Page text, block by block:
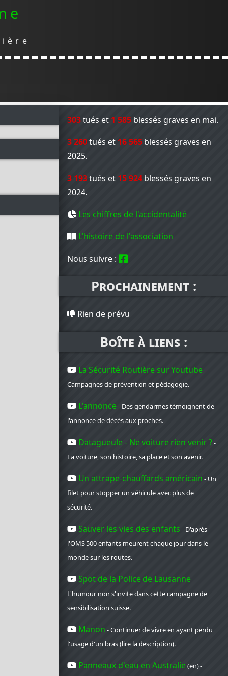
303tués et 1 585 blessés graves en mai.
3 260tués et 16 565 blessés graves en
2025.
3 193tués et 15 924 blessés graves en
2024.
Les chiffres de l'accidentalité
L'histoire de l'association
Nous suivre :
Prochainement :
Rien de prévu
Boîte à liens :
La Sécurité Routière sur Youtube-
Campagnes de prévention et pédagogie.
L'annonce- Des gendarmes témoignent de
l'annonce de décès aux proches.
Datagueule - Ne voiture rien venir ?-
La voiture, son histoire, sa place et son avenir.
Un attrape-chauffards américain - Un
filet pour stopper un véhicule avec plus de
sécurité.
Sauver les vies des enfants - D'après
l'OMS 500 enfants meurent chaque jour dans le
monde sur les routes.
Spot de la Police de Lausanne-
L'humour noir s'invite dans cette campagne de
sensibilisation suisse.
Manon - Continuer de vivre en ayant perdu
l'usage d'un bras (lire la description).
Panneaux d'eau en Australie(en) -